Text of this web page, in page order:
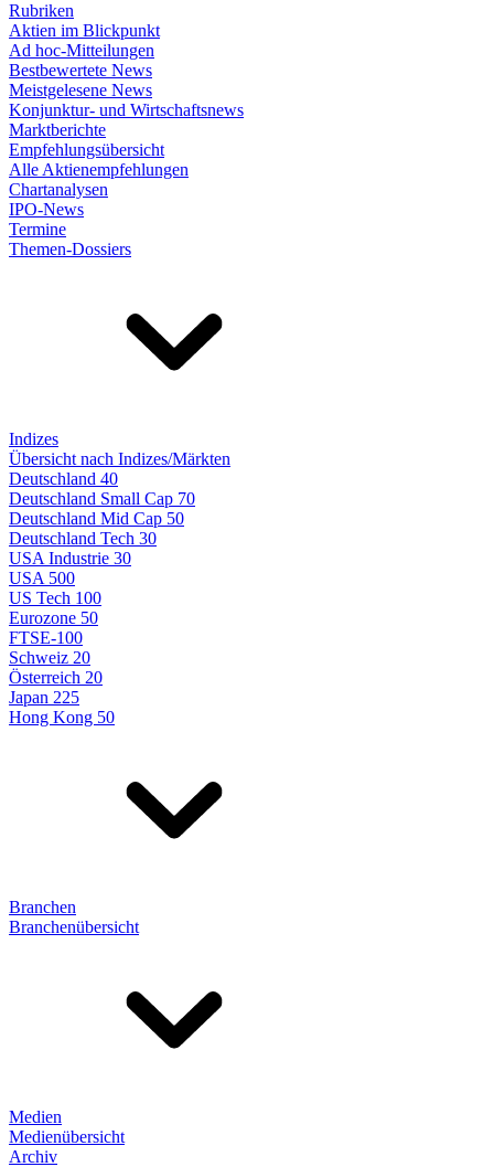
Rubriken
Aktien im Blickpunkt
Ad hoc-Mitteilungen
Bestbewertete News
Meistgelesene News
Konjunktur- und Wirtschaftsnews
Marktberichte
Empfehlungsübersicht
Alle Aktienempfehlungen
Chartanalysen
IPO-News
Termine
Themen-Dossiers
Indizes
Übersicht nach Indizes/Märkten
Deutschland 40
Deutschland Small Cap 70
Deutschland Mid Cap 50
Deutschland Tech 30
USA Industrie 30
USA 500
US Tech 100
Eurozone 50
FTSE-100
Schweiz 20
Österreich 20
Japan 225
Hong Kong 50
Branchen
Branchenübersicht
Medien
Medienübersicht
Archiv